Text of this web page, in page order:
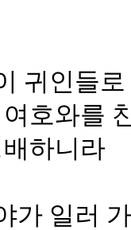
귀인들
호와를
하니라
가 일러